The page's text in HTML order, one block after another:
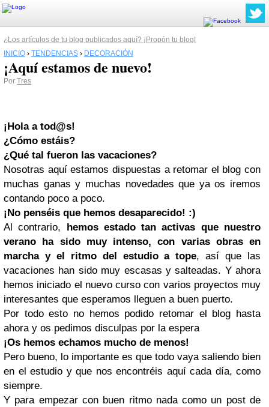
¿Los artículos de tu blog publicados aquí? ¡Propón tu blog!
INICIO › TENDENCIAS › DECORACIÓN
¡Aquí estamos de nuevo!
Por Tres
¡Hola a tod@s!
¿Cómo estáis?
¿Qué tal fueron las vacaciones?
Nosotras aquí estamos dispuestas a retomar el blog con
muchas ganas y muchas novedades que ya os iremos
contando poco a poco.
¡No penséis que hemos desaparecido! :)
Al contrario, hemos estado tan activas que nuestro
verano ha sido muy intenso, con varias obras en
marcha y el ritmo del estudio a tope, así que las
vacaciones han sido muy escasas y salteadas. Y ahora
hemos iniciado el nuevo curso con varios proyectos muy
interesantes que esperamos lleguen a buen puerto.
Por todo esto no hemos podido retomar el blog hasta
ahora y os pedimos disculpas por la espera
¡Os hemos echamos mucho de menos!
Pero bueno, lo importante es que todo vaya saliendo bien
en el estudio y que nos encontréis aquí cada día, como
siempre.
Y para empezar con buen ritmo nada como un post de